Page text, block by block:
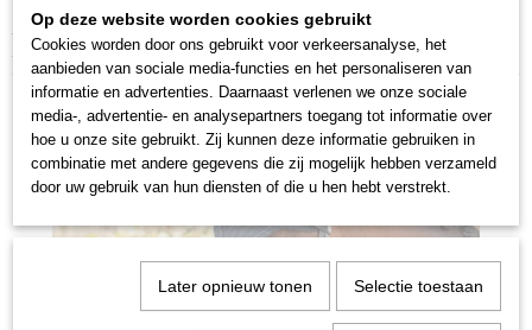
Home>Paard>Hoofdstellen en accesoires>Hoofdstellen
Horse hoofdstel Rondgenaaid Lacque
Op deze website worden cookies gebruikt
Cookies worden door ons gebruikt voor verkeersanalyse, het
aanbieden van sociale media-functies en het personaliseren van
informatie en advertenties. Daarnaast verlenen we onze sociale
media-, advertentie- en analysepartners toegang tot informatie over
hoe u onze site gebruikt. Zij kunnen deze informatie gebruiken in
combinatie met andere gegevens die zij mogelijk hebben verzameld
door uw gebruik van hun diensten of die u hen hebt verstrekt.
Later opnieuw tonen Selectie toestaan